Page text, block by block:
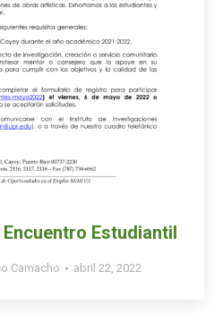
Estudiantil
Camacho abril 22, 2022